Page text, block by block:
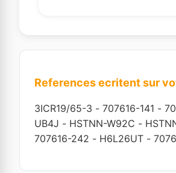
References ecritent sur
3ICR19/65-3 - 707616-141 -
UB4J - HSTNN-W92C -
707616-242 - H6L26UT -